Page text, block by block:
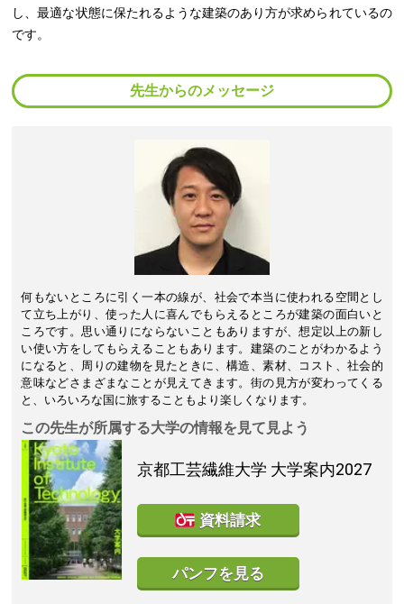
し、最適な状態に保たれるような建築のあり方が求められているの
です。
先生からのメッセージ
何もないところに引く一本の線が、社会で本当に使われる空間とし
て立ち上がり、使った人に喜んでもらえるところが建築の面白いと
ころです。思い通りにならないこともありますが、想定以上の新し
い使い方をしてもらえることもあります。建築のことがわかるよう
になると、周りの建物を見たときに、構造、素材、コスト、社会的
意味などさまざまなことが見えてきます。街の見方が変わってくる
と、いろいろな国に旅することもより楽しくなります。
この先生が所属する大学の情報を見て見よう
京都工芸繊維大学 大学案内2027
資料請求
パンフを見る